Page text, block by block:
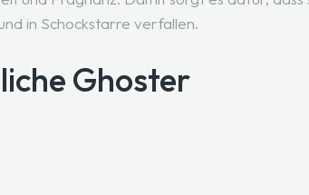
in Schockstarre verfallen.
Ghoster